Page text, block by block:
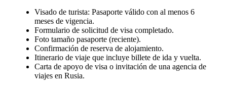
Visado de turista: Pasaporte válido con al menos 6
meses de vigencia.
Formulario de solicitud de visa completado.
Foto tamaño pasaporte (reciente).
Confirmación de reserva de alojamiento.
Itinerario de viaje que incluye billete de ida y vuelta.
Carta de apoyo de visa o invitación de una agencia de
viajes en Rusia.